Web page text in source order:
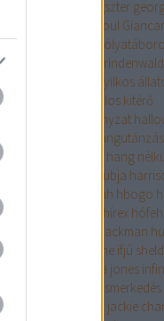
gengszter
ghoul
halott grindenwald
gyilkos
halálos kitérő
hallgatói önkormányzat
hangutánzás
hang
harcosok klubja
hawk tuah hbogo
hírex
hugh jackman
időutazós filme ifjú
indiana jones
ismerkedés
jackie